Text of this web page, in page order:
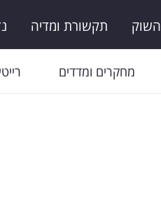
השוק תקשורת ומדיה
מחקרים ומדדים